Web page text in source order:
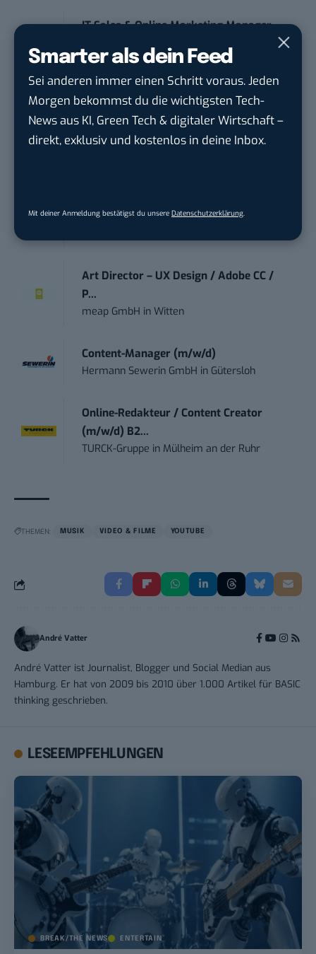
Smarter als dein Feed
Sei anderen immer einen Schritt voraus. Jeden
Morgen bekommst du die wichtigsten Tech-
News aus KI, Green Tech & digitaler Wirtschaft –
direkt, exklusiv und kostenlos in deine Inbox.
Mit deiner Anmeldung bestätigst du unsere Datenschutzerklärung
IT Sales & Online Marketing Manager
Instaffo GmbHinKarlsruhe
Marketing Manager – Content
Marketing /...
Acura Fachklinik GmbH in Albstadt
Ferdinand Bilstein GmbH & Co. KGin
Art Director – UX Design / Adobe CC /
P...
meap GmbH inWitten
Content-Manager (m/w/d)
Hermann Sewerin GmbH in Gütersloh
Online-Redakteur / Content Creator
(m/w/d) B2...
TURCK-Gruppe in Mülheim an der Ruhr
THEMEN: MUSIK VIDEO & FILME YOUTUBE
André Vatter
André Vatter ist Journalist, Blogger und Social Median aus
Hamburg. Er hat von 2009 bis 2010 über 1.000 Artikel für BASIC
thinking geschrieben.
LESEEMPFEHLUNGEN
BREAK/THE NEWS ENTERTAIN